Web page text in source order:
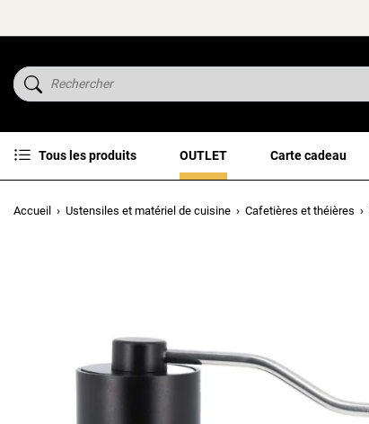
Tous les produits OUTLET Carte cadeau
Accueil Ustensiles et matériel de cuisine Cafetières et théières